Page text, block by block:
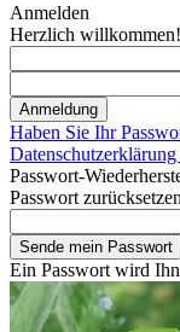
Anmelden
Herzlich
Haben Sie Ihr
Passwort-
Passwort zurücksetzen
Ein Passwort wird